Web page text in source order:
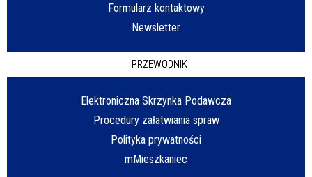
Formularz kontaktowy
Newsletter
PRZEWODNIK
Elektroniczna Skrzynka Podawcza
Procedury załatwiania spraw
Polityka prywatności
mMieszkaniec